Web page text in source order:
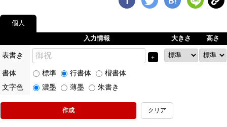
個人
入力情報
大きさ 高さ
表書き ＋
書体 標準 行書体
楷書体
文字色
濃墨 薄墨 朱書き
クリア